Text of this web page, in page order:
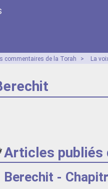
commentaires de la Torah > La
Articles publiés
Berechit -